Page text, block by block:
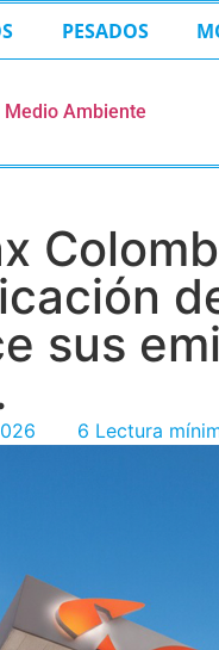
PESADOS
Medio Ambiente
sus
6 Lectura